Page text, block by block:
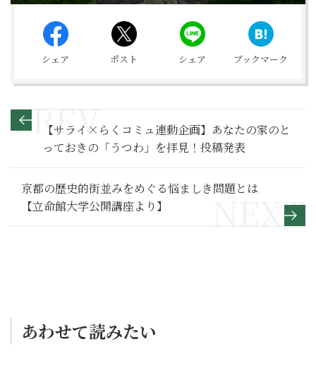
シェア ポスト シェア ブックマーク
【サライ×らくコミュ連動企画】あなたの家のと
っておきの「うつわ」を拝見！投稿発表
京都の歴史的街並みをめぐる悩ましき問題とは
【立命館大学公開講座より】
あわせて読みたい